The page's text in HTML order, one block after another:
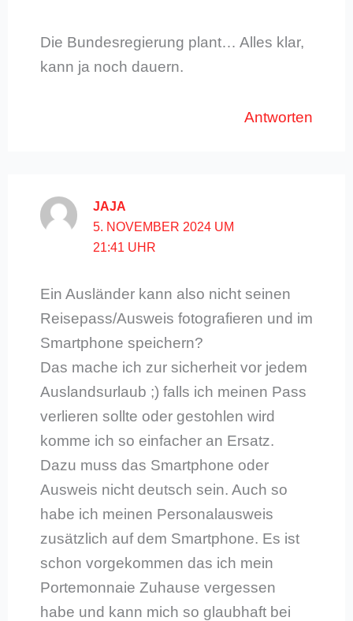
Die Bundesregierung plant… Alles klar,
kann ja noch dauern.
Antworten
JAJA
5. NOVEMBER 2024 UM
21:41 UHR
Ein Ausländer kann also nicht seinen
Reisepass/Ausweis fotografieren und im
Smartphone speichern?
Das mache ich zur sicherheit vor jedem
Auslandsurlaub ;) falls ich meinen Pass
verlieren sollte oder gestohlen wird
komme ich so einfacher an Ersatz.
Dazu muss das Smartphone oder
Ausweis nicht deutsch sein. Auch so
habe ich meinen Personalausweis
zusätzlich auf dem Smartphone. Es ist
schon vorgekommen das ich mein
Portemonnaie Zuhause vergessen
habe und kann mich so glaubhaft bei